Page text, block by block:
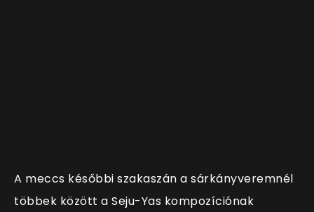
A meccs későbbi szakaszán a sárkányveremnél
többek között a Seju-Yas kompozíciónak